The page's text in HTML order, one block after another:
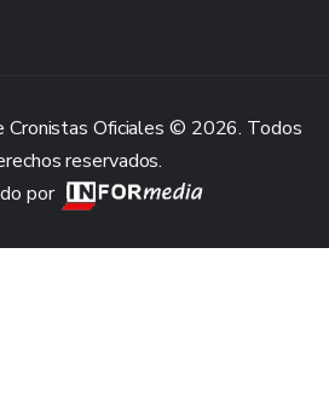
Cronistas Oficiales © 2026. Todos
reservados.
por